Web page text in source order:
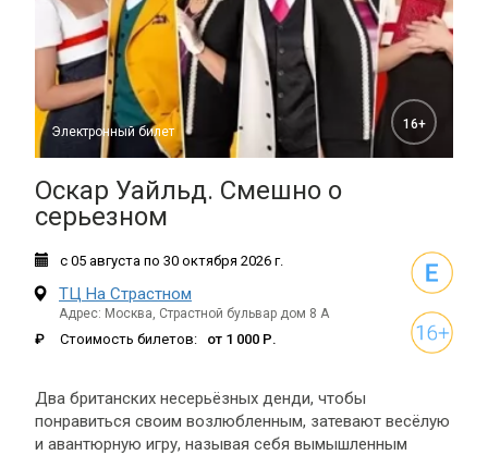
Электронный билет 16+
Оскар Уайльд. Смешно о
серьезном
с 05 августа по 30 октября 2026 г.
ТЦ На Страстном
Адрес: Москва, Страстной бульвар дом 8 А
₽ Стоимость билетов: от 1 000 Р.
Два британских несерьёзных денди, чтобы
понравиться своим возлюбленным, затевают весёлую
и авантюрную игру, называя себя вымышленным